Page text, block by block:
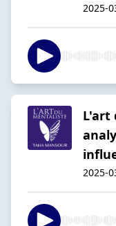
2025-
L'art
2025-